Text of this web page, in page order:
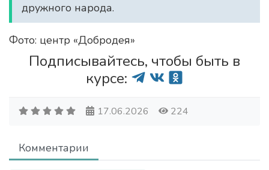
дружного народа.
Фото: центр «Добродея»
Подписывайтесь, чтобы быть в
курсе:
17.06.2026 224
Комментарии